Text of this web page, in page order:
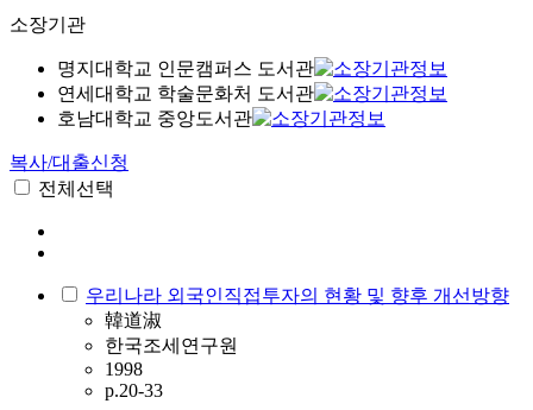
소장기관
명지대학교 인문캠퍼스 도서관
연세대학교 학술문화처 도서관
호남대학교 중앙도서관
복사/대출신청
전체선택
우리나라 외국인직접투자의 현황 및 향후 개선방향
韓道淑
한국조세연구원
1998
p.20-33